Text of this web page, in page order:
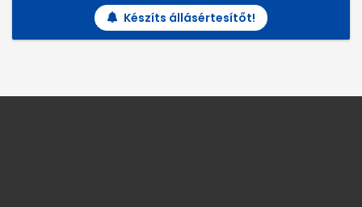
Készíts állásértesítőt!